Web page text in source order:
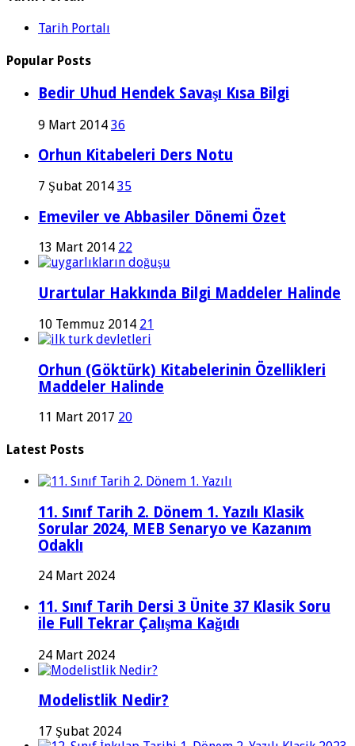
Tarih Portalı
Popular Posts
Bedir Uhud Hendek Savaşı Kısa Bilgi
9 Mart 2014 36
Orhun Kitabeleri Ders Notu
7 Şubat 2014 35
Emeviler ve Abbasiler Dönemi Özet
13 Mart 2014 22
Urartular Hakkında Bilgi Maddeler Halinde
10 Temmuz 2014 21
Orhun (Göktürk) Kitabelerinin Özellikleri
Maddeler Halinde
11 Mart 2017 20
Latest Posts
11. Sınıf Tarih 2. Dönem 1. Yazılı Klasik
Sorular 2024, MEB Senaryo ve Kazanım
Odaklı
24 Mart 2024
11. Sınıf Tarih Dersi 3 Ünite 37 Klasik Soru
ile Full Tekrar Çalışma Kağıdı
24 Mart 2024
Modelistlik Nedir?
17 Şubat 2024